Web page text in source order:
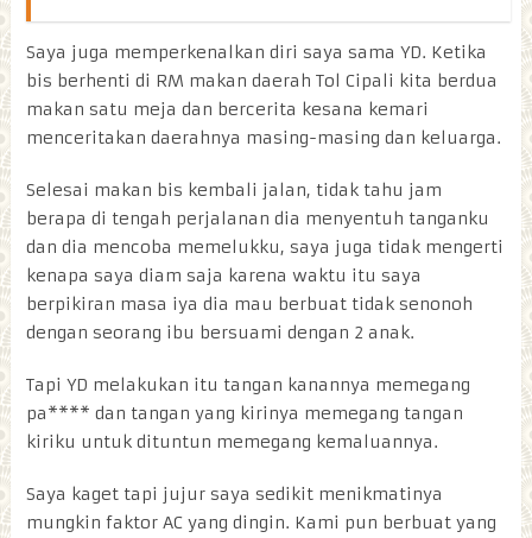
Saya juga memperkenalkan diri saya sama YD. Ketika
bis berhenti di RM makan daerah Tol Cipali kita berdua
makan satu meja dan bercerita kesana kemari
menceritakan daerahnya masing-masing dan keluarga.
Selesai makan bis kembali jalan, tidak tahu jam
berapa di tengah perjalanan dia menyentuh tanganku
dan dia mencoba memelukku, saya juga tidak mengerti
kenapa saya diam saja karena waktu itu saya
berpikiran masa iya dia mau berbuat tidak senonoh
dengan seorang ibu bersuami dengan 2 anak.
Tapi YD melakukan itu tangan kanannya memegang
pa**** dan tangan yang kirinya memegang tangan
kiriku untuk dituntun memegang kemaluannya.
Saya kaget tapi jujur saya sedikit menikmatinya
mungkin faktor AC yang dingin. Kami pun berbuat yang